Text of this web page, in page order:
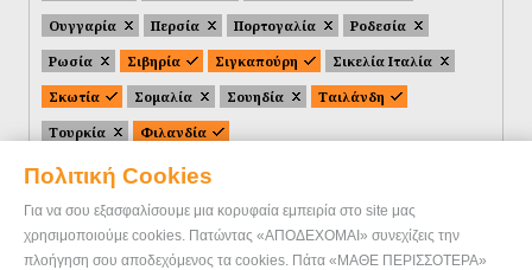
Πολιτική Cookies
Για να σου εξασφαλίσουμε μια κορυφαία εμπειρία στο site μας
χρησιμοποιούμε cookies. Πατώντας «ΑΠΟΔΕΧΟΜΑΙ» συνεχίζεις την
πλοήγηση σου αποδεχόμενος τα cookies. Πάτα «ΜΑΘΕ ΠΕΡΙΣΣΟΤΕΡΑ»
Ουγγαρία
Περσία Πορτογαλία
Ροδεσία
Ρωσία
Σιβηρία Σιγκαπούρη
Σικελία Ιταλία
Σκωτία
Σομαλία Σουηδία
Ταιλάνδη
Τουρκία
Φιλανδία